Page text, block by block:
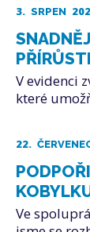
3. SRPEN
V evidenci
které
22.
Ve